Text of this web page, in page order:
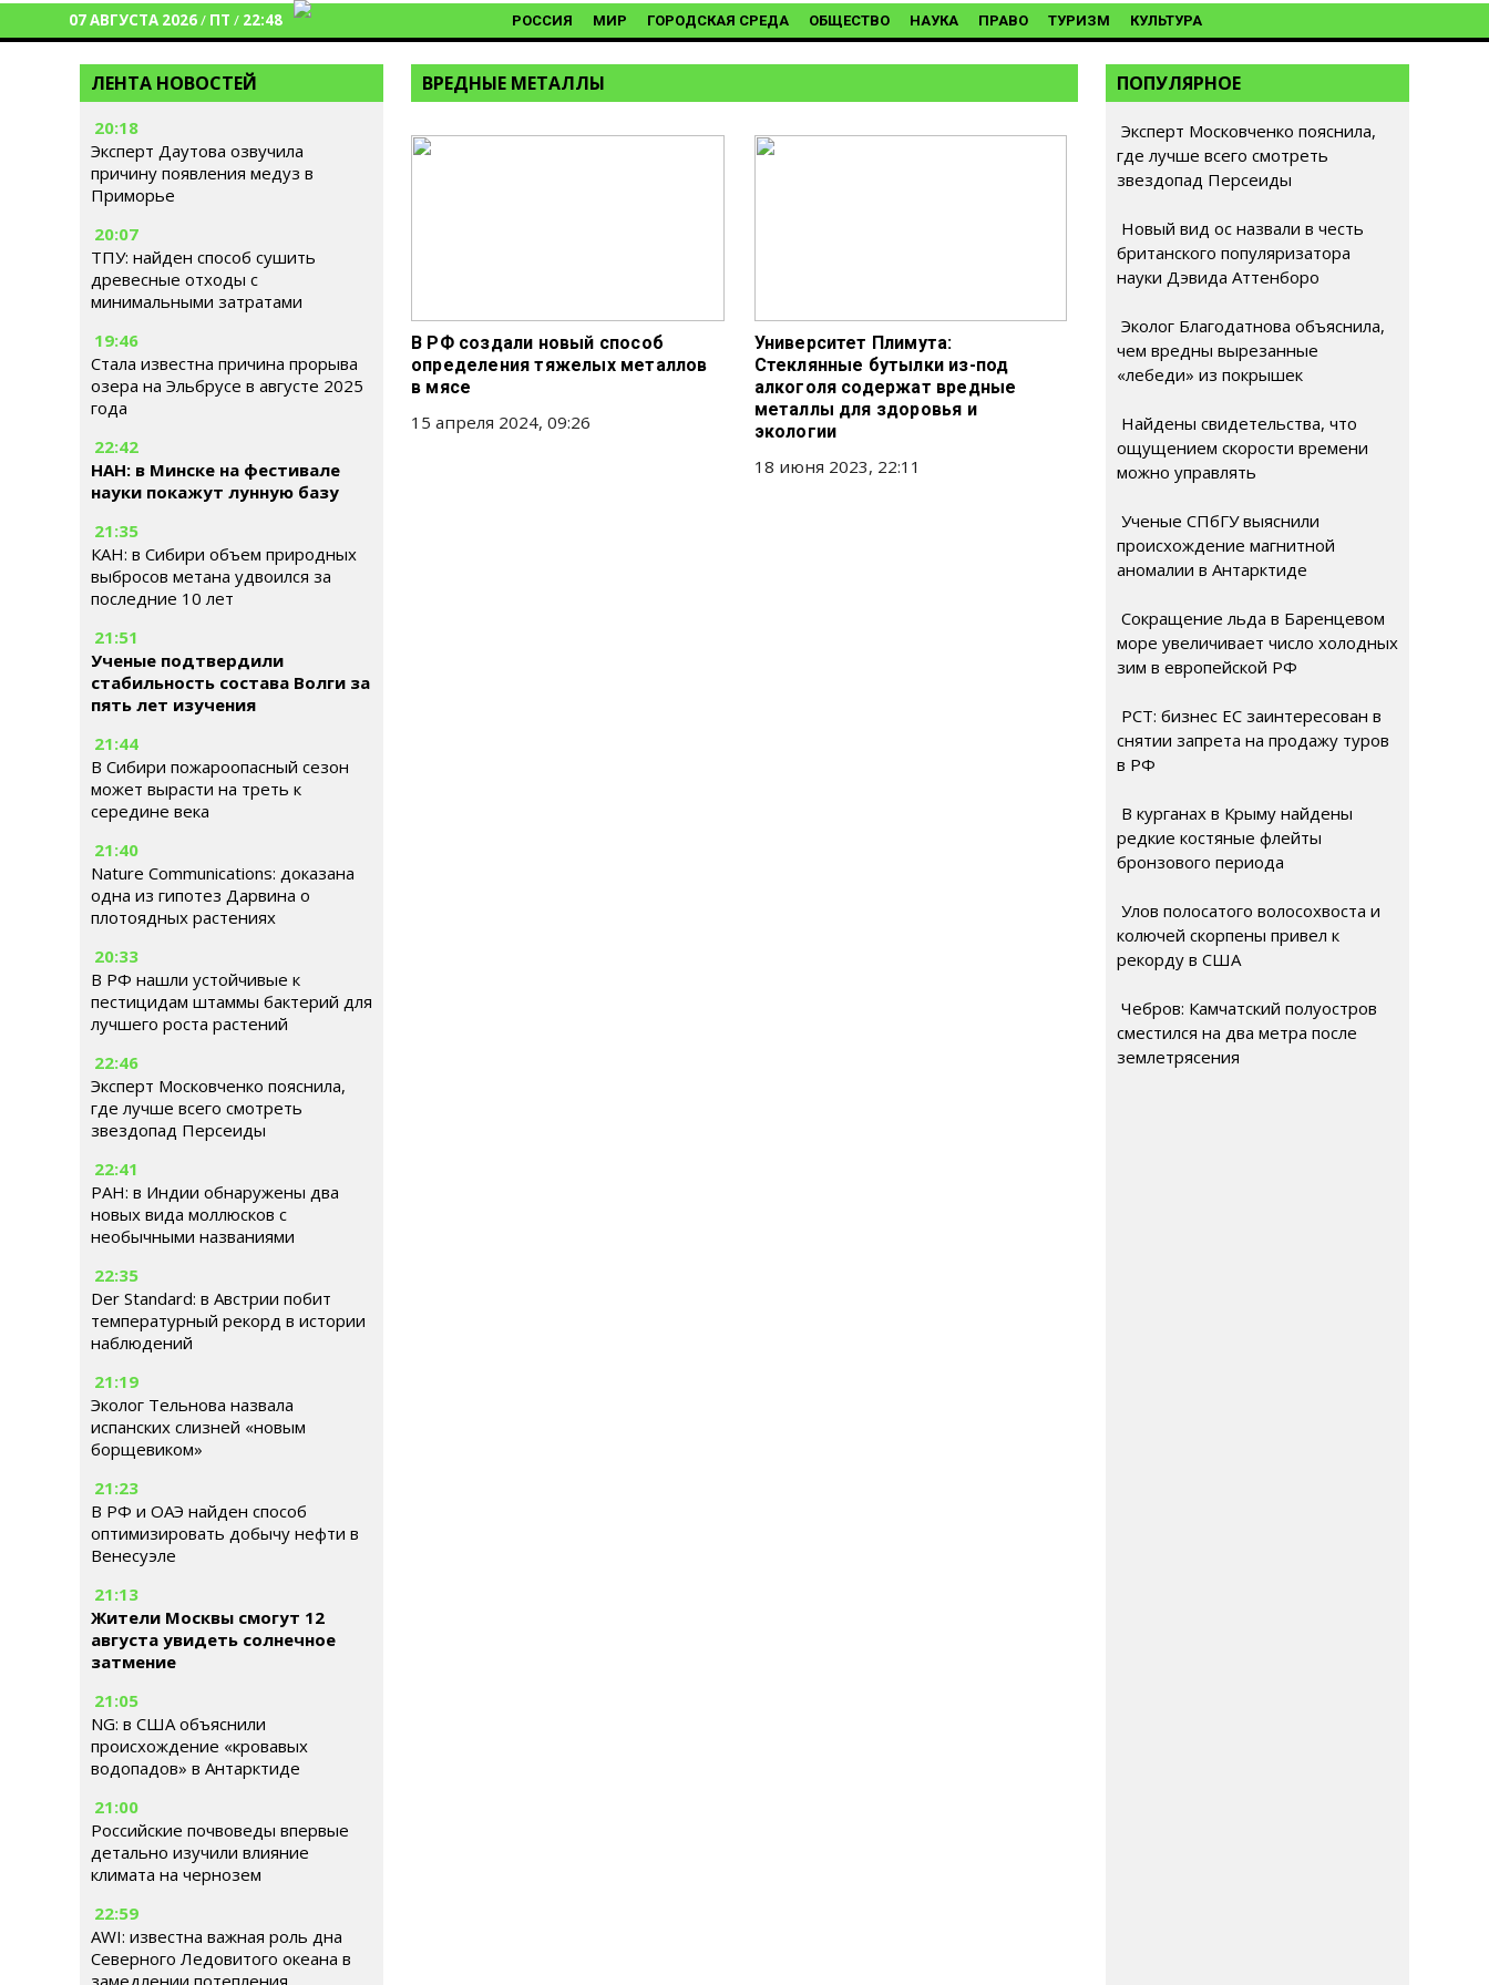
07 АВГУСТА 2026/ ПТ / 22:48 РОССИЯ МИР ГОРОДСКАЯ СРЕДА ОБЩЕСТВО НАУКА ПРАВО ТУРИЗМ КУЛЬТУРА
ЛЕНТА НОВОСТЕЙ
20:18
Эксперт Даутова озвучила
причину появления медуз в
Приморье
20:07
ТПУ: найден способ сушить
древесные отходы с
минимальными затратами
19:46
Стала известна причина прорыва
озера на Эльбрусе в августе 2025
года
22:42
НАН: в Минске на фестивале
науки покажут лунную базу
21:35
КАН: в Сибири объем природных
выбросов метана удвоился за
последние 10 лет
21:51
Ученые подтвердили
стабильность состава Волги за
пять лет изучения
21:44
В Сибири пожароопасный сезон
может вырасти на треть к
середине века
21:40
Nature Communications: доказана
одна из гипотез Дарвина о
плотоядных растениях
20:33
В РФ нашли устойчивые к
пестицидам штаммы бактерий для
лучшего роста растений
22:46
Эксперт Московченко пояснила,
где лучше всего смотреть
звездопад Персеиды
22:41
РАН: в Индии обнаружены два
новых вида моллюсков с
необычными названиями
22:35
Der Standard: в Австрии побит
температурный рекорд в истории
наблюдений
21:19
Эколог Тельнова назвала
испанских слизней «новым
борщевиком»
21:23
В РФ и ОАЭ найден способ
оптимизировать добычу нефти в
Венесуэле
21:13
Жители Москвы смогут 12
августа увидеть солнечное
затмение
21:05
NG: в США объяснили
происхождение «кровавых
водопадов» в Антарктиде
21:00
Российские почвоведы впервые
детально изучили влияние
климата на чернозем
22:59
AWI: известна важная роль дна
Северного Ледовитого океана в
замедлении потепления
ВРЕДНЫЕ МЕТАЛЛЫ
В РФ создали новый способ
определения тяжелых металлов
в мясе
15 апреля 2024, 09:26
Университет Плимута:
Стеклянные бутылки из-под
алкоголя содержат вредные
металлы для здоровья и
экологии
18 июня 2023, 22:11
ПОПУЛЯРНОЕ
Эксперт Московченко пояснила,
где лучше всего смотреть
звездопад Персеиды
Новый вид ос назвали в честь
британского популяризатора
науки Дэвида Аттенборо
Эколог Благодатнова объяснила,
чем вредны вырезанные
«лебеди» из покрышек
Найдены свидетельства, что
ощущением скорости времени
можно управлять
Ученые СПбГУ выяснили
происхождение магнитной
аномалии в Антарктиде
Сокращение льда в Баренцевом
море увеличивает число холодных
зим в европейской РФ
РСТ: бизнес ЕС заинтересован в
снятии запрета на продажу туров
в РФ
В курганах в Крыму найдены
редкие костяные флейты
бронзового периода
Улов полосатого волосохвоста и
колючей скорпены привел к
рекорду в США
Чебров: Камчатский полуостров
сместился на два метра после
землетрясения